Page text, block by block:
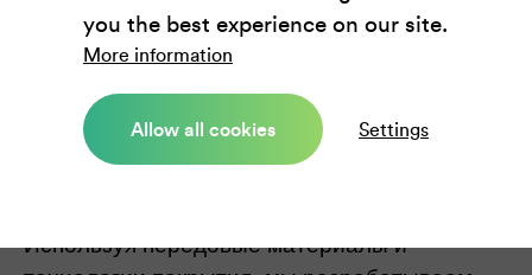
покрытия
Мы также специализируемся на
инновационных композитных покрытиях
Используя передовые материалы и
you the best experience on our site.
More information
Allow all cookies Settings